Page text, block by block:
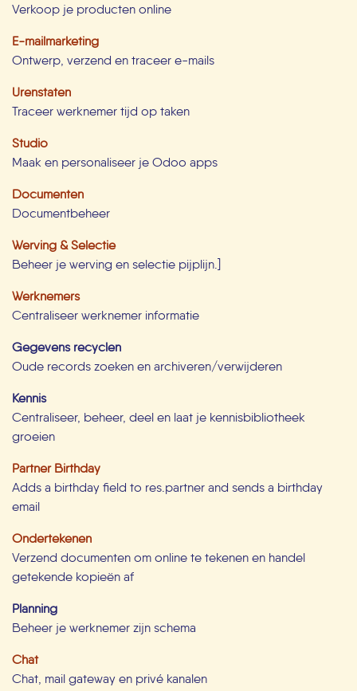
Verkoop je producten online
E-mailmarketing
Ontwerp, verzend en traceer e-mails
Urenstaten
Traceer werknemer tijd op taken
Studio
Maak en personaliseer je Odoo apps
Documenten
Documentbeheer
Werving & Selectie
Beheer je werving en selectie pijplijn.]
Werknemers
Centraliseer werknemer informatie
Gegevens recyclen
Oude records zoeken en archiveren/verwijderen
Kennis
Centraliseer, beheer, deel en laat je kennisbibliotheek
groeien
Partner Birthday
Adds a birthday field to res.partner and sends a birthday
email
Ondertekenen
Verzend documenten om online te tekenen en handel
getekende kopieën af
Planning
Beheer je werknemer zijn schema
Chat
Chat, mail gateway en privé kanalen